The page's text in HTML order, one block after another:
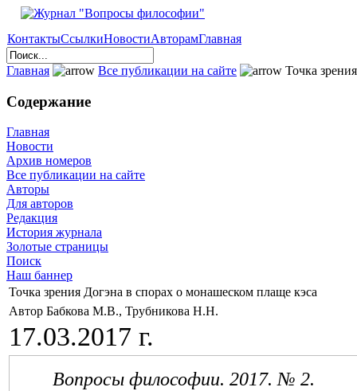
КонтактыСсылкиНовостиАвторамГлавная
Главная Все публикации на сайте Точка
Содержание
Главная
Новости
Архив номеров
Все публикации на сайте
Авторы
Для авторов
Редакция
История журнала
Золотые страницы
Поиск
Наш баннер
Точка зрения Догэна в спорах о монашеском плаще кэса
Автор Бабкова М.В., Трубникова Н.Н.
17.03.2017 г.
Вопросы философии. 2017. № 2.